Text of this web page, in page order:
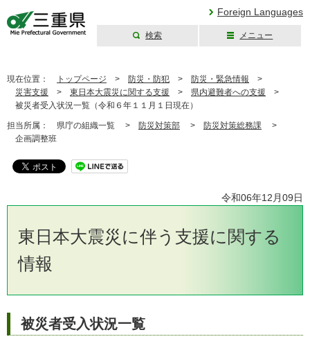
Foreign Languages
検索 メニュー
現在位置： トップページ > 防災・防犯 > 防災・緊急情報 >
災害支援 > 東日本大震災に関する支援 > 県内避難者への支援 >
被災者受入状況一覧（令和６年１１月１日現在）
担当所属： 県庁の組織一覧 > 防災対策部 > 防災対策総務課 >
企画調整班
令和06年12月09日
東日本大震災に伴う支援に関する
情報
被災者受入状況一覧